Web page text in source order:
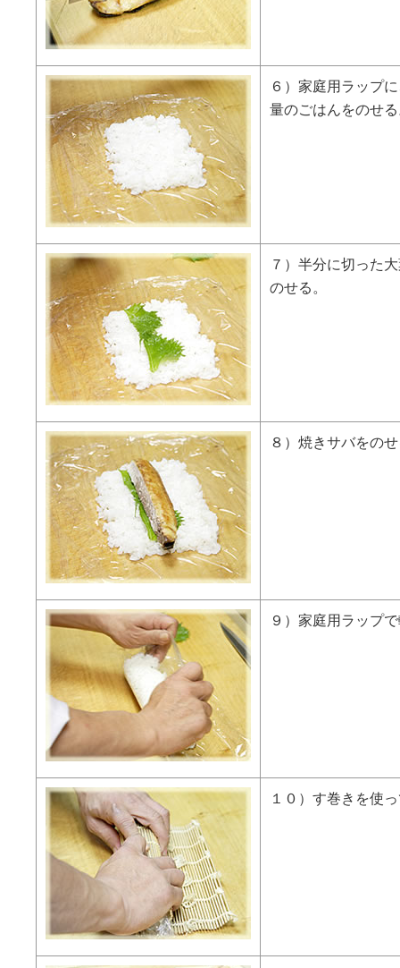
６）家庭用ラップ
量のごはんをのせ
７）半分に切った
のせる。
８）焼きサバをの
９）家庭用ラップ
１０）す巻きを使